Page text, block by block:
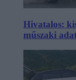
Hivatalos:
műszaki